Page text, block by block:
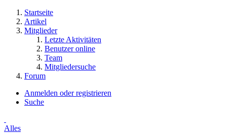
Startseite
Artikel
Mitglieder
Letzte Aktivitäten
Benutzer online
Team
Mitgliedersuche
Forum
Anmelden oder registrieren
Suche
Alles